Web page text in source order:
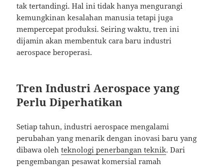
tak tertandingi. Hal ini tidak hanya mengurangi
kemungkinan kesalahan manusia tetapi juga
mempercepat produksi. Seiring waktu, tren ini
dijamin akan membentuk cara baru industri
aerospace beroperasi.
Tren Industri Aerospace yang
Perlu Diperhatikan
Setiap tahun, industri aerospace mengalami
perubahan yang menarik dengan inovasi baru yang
dibawa olehteknologi penerbangan teknik. Dari
pengembangan pesawat komersial ramah